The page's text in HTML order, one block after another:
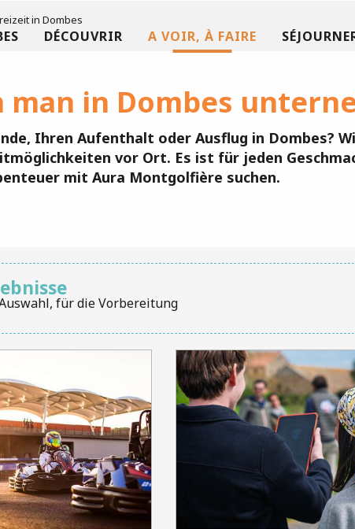
DÉCOUVRIR A VOIR, À FAIRE
in Dombes
man in Dombes
Ihren Aufenthalt oder Ausflug in Dombes?
vor Ort. Es ist für jeden
mit Aura Montgolfière suchen.
für die Vorbereitung